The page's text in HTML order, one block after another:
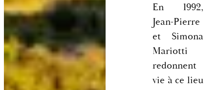
En 1992,
Jean-Pierre
et Simona
Mariotti
redonnent
vie à ce lieu